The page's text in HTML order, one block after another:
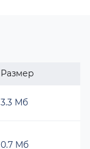
Размер
3.3 Мб
0.7 Мб